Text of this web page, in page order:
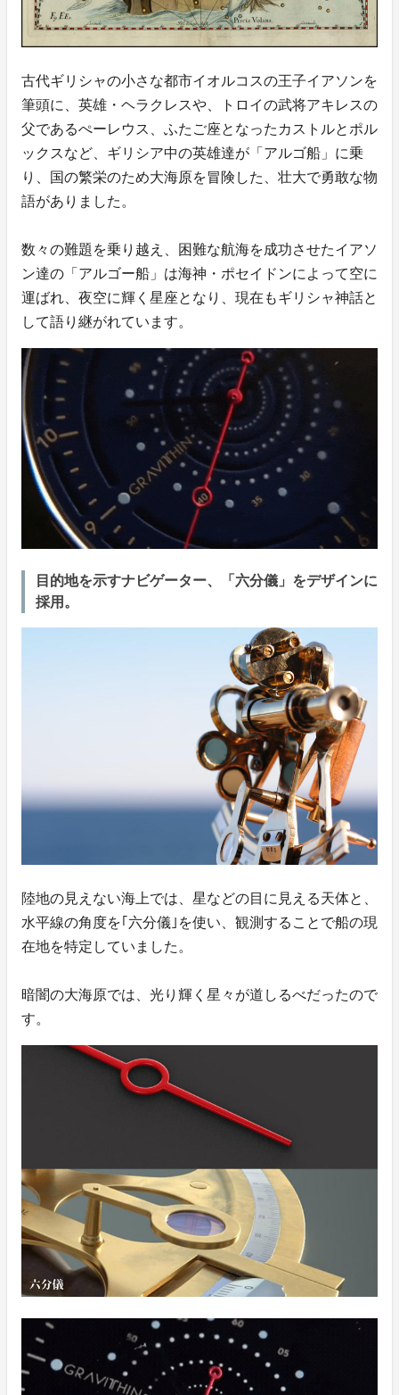
古代ギリシャの小さな都市イオルコスの王子イアソンを
筆頭に、英雄・ヘラクレスや、トロイの武将アキレスの
父であるぺーレウス、ふたご座となったカストルとポル
ックスなど、ギリシア中の英雄達が「アルゴ船」に乗
り、国の繁栄のため大海原を冒険した、壮大で勇敢な物
語がありました。
数々の難題を乗り越え、困難な航海を成功させたイアソ
ン達の「アルゴー船」は海神・ポセイドンによって空に
運ばれ、夜空に輝く星座となり、現在もギリシャ神話と
して語り継がれています。
目的地を示すナビゲーター、「六分儀」をデザインに
採用。
陸地の見えない海上では、星などの目に見える天体と、
水平線の角度を｢六分儀｣を使い、観測することで船の現
在地を特定していました。
暗闇の大海原では、光り輝く星々が道しるべだったので
す。